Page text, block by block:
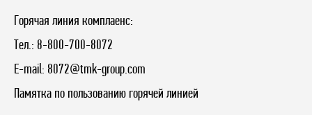
Горячая линия комплаенс:
Тел.: 8-800-700-8072
E-mail: 8072@tmk-group.com
Памятка по пользованию горячей линией